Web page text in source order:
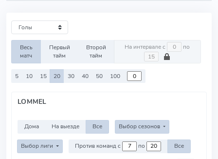
Весь
матч
Первый
тайм
Второй
тайм
На интервале с по
5 10 15 20 30 40 50 100
LOMMEL
Дома На выезде Все Выбор сезонов
Выбор лиги Против команд с по Все